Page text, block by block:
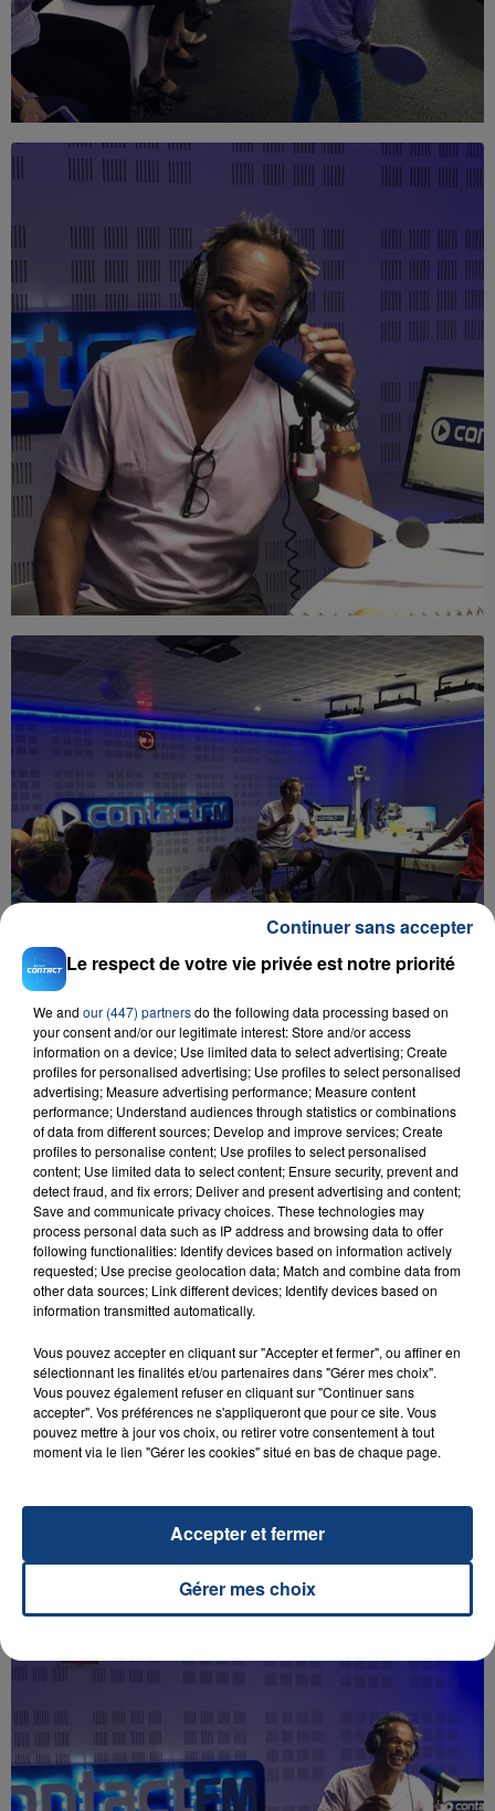
Le respect de votre vie privée est notre priorité
We and our (447) partnersdo the following data processing based on
your consent and/or our legitimate interest: Store and/or access
information on a device; Use limited data to select advertising; Create
profiles for personalised advertising; Use profiles to select personalised
advertising; Measure advertising performance; Measure content
performance; Understand audiences through statistics or combinations
of data from different sources; Develop and improve services; Create
profiles to personalise content; Use profiles to select personalised
content; Use limited data to select content; Ensure security, prevent and
detect fraud, and fix errors; Deliver and present advertising and content;
Save and communicate privacy choices. These technologies may
process personal data such as IP address and browsing data to offer
following functionalities: Identify devices based on information actively
requested; Use precise geolocation data; Match and combine data from
other data sources; Link different devices; Identify devices based on
information transmitted automatically.
Vous pouvez accepter en cliquant sur "Accepter et fermer", ou affiner en
sélectionnant les finalités et/ou partenaires dans "Gérer mes choix".
Vous pouvez également refuser en cliquant sur "Continuer sans
accepter". Vos préférences ne s'appliqueront que pour ce site. Vous
pouvez mettre à jour vos choix, ou retirer votre consentement à tout
moment via le lien "Gérer les cookies" situé en bas de chaque page.
Gérer mes choix
Accepter et fermer
Continuer sans accepter